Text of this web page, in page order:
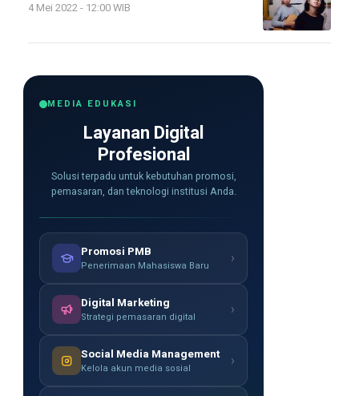
4 Mei 2022 - 12:00 WIB
MEDIA EDUKASI
Layanan Digital
Profesional
Solusi terpadu untuk kebutuhan promosi,
pemasaran, dan teknologi institusi Anda.
Promosi PMB
Penerimaan Mahasiswa Baru ›
Digital Marketing
Strategi pemasaran digital ›
Social Media Management
Kelola akun media sosial ›